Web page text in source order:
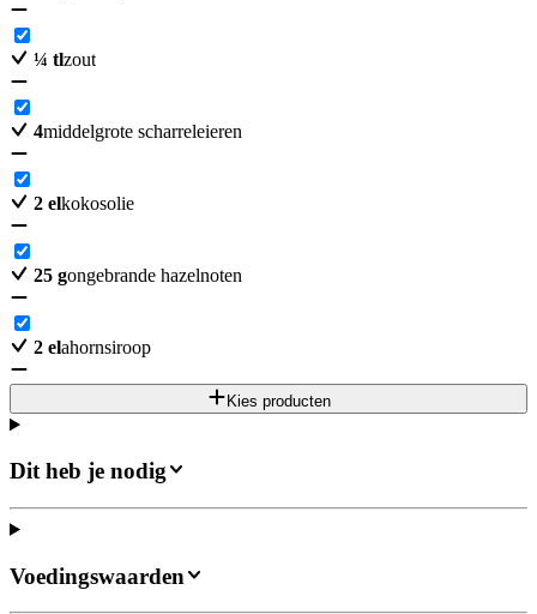
¼ tlzout
4middelgrote scharreleieren
2 elkokosolie
25 gongebrande hazelnoten
2 elahornsiroop
Kies producten
Dit heb je nodig
Voedingswaarden